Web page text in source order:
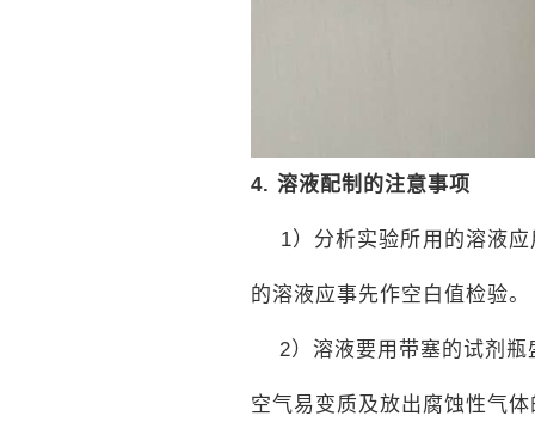
4. 溶液配制的注意事项
1）分析实验所用的溶液应
的溶液应事先作空白值检验。
2）溶液要用带塞的试剂瓶
空气易变质及放出腐蚀性气